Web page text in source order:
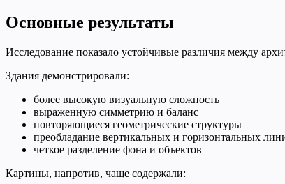
Основные результаты
Исследование показало устойчивые различия между
Здания демонстрировали:
более высокую визуальную сложность
выраженную симметрию и баланс
повторяющиеся геометрические структуры
преобладание вертикальных и горизонтальных
четкое разделение фона и объектов
Картины, напротив, чаще содержали: